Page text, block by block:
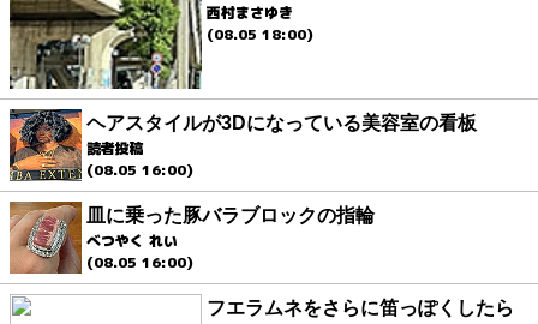
西村まさゆき
(08.05 18:00)
ヘアスタイルが3Dになっている美容室の看板
読者投稿
(08.05 16:00)
皿に乗った豚バラブロックの指輪
べつやく れい
(08.05 16:00)
フエラムネをさらに笛っぽくしたら